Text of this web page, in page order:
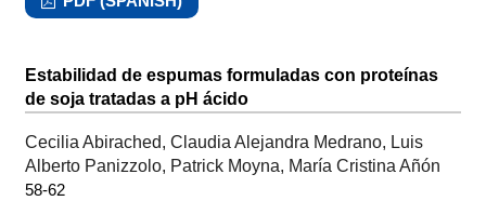
Estabilidad de espumas formuladas con proteínas
de soja tratadas a pH ácido
Cecilia Abirached, Claudia Alejandra Medrano, Luis
Alberto Panizzolo, Patrick Moyna, María Cristina Añón
58-62